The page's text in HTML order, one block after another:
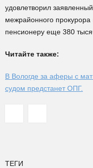
удовлетворил
межрайонного прокурора
пенсионеру еще 380
Читайте также:
В Вологде за аферы с
судом предстанет ОПГ.
ТЕГИ